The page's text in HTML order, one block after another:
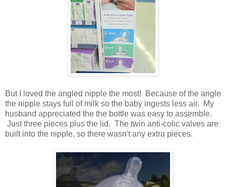
But I loved the angled nipple the most! Because of the angle
the nipple stays full of milk so the baby ingests less air. My
husband appreciated the the bottle was easy to assemble.
Just three pieces plus the lid. The twin anti-colic valves are
built into the nipple, so there wasn't any extra pieces.